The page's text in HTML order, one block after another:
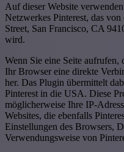
Auf dieser Website
Netzwerkes Pinterest, das
Street, San Francisco, CA
wird.
Wenn Sie eine Seite aufrufen,
Ihr Browser eine direkte
her. Das Plugin übermittelt
Pinterest in die USA. Diese
möglicherweise Ihre IP-
Websites, die ebenfalls
Einstellungen des Browsers,
Verwendungsweise von